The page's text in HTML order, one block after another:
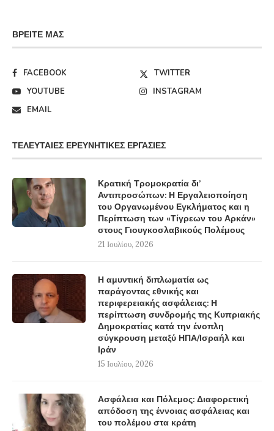
ΒΡΕΊΤΕ ΜΑΣ
FACEBOOK
TWITTER
YOUTUBE
INSTAGRAM
EMAIL
ΤΕΛΕΥΤΑΊΕΣ ΕΡΕΥΝΗΤΙΚΈΣ ΕΡΓΑΣΊΕΣ
Κρατική Τρομοκρατία δι’
Αντιπροσώπων: Η Εργαλειοποίηση
του Οργανωμένου Εγκλήματος και η
Περίπτωση των «Τίγρεων του Αρκάν»
στους Γιουγκοσλαβικούς Πολέμους
21 Ιουλίου, 2026
Η αμυντική διπλωματία ως
παράγοντας εθνικής και
περιφερειακής ασφάλειας: Η
περίπτωση συνδρομής της Κυπριακής
Δημοκρατίας κατά την ένοπλη
σύγκρουση μεταξύ ΗΠΑ/Ισραήλ και
Ιράν
15 Ιουλίου, 2026
Ασφάλεια και Πόλεμος: Διαφορετική
απόδοση της έννοιας ασφάλειας και
του πολέμου στα κράτη